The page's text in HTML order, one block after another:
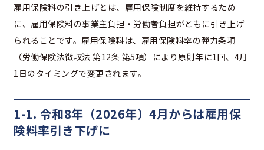
雇用保険料の引き上げとは、雇用保険制度を維持するため
に、雇用保険料の事業主負担・労働者負担がともに引き上げ
られることです。雇用保険料は、雇用保険料率の弾力条項
（労働保険法徴収法 第12条 第5項）により原則年に1回、4月
1日のタイミングで変更されます。
1-1. 令和8年（2026年）4月からは雇用保
険料率引き下げに